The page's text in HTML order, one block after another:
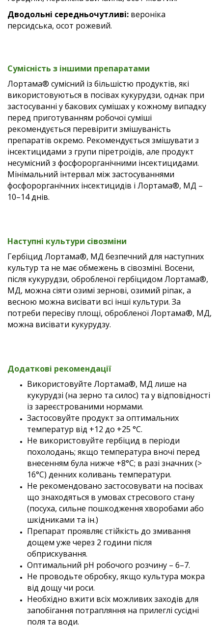
Дводольні середньочутливі: вероніка
персидська, осот рожевий.
Сумісність з іншими препаратами
Лортама® сумісний із більшістю продуктів, які
використовуються в посівах кукурудзи, однак при
застосуванні у бакових сумішах у кожному випадку
перед приготуванням робочої суміші
рекомендується перевірити змішуваність
препаратів окремо. Рекомендується змішувати з
інсектицидами з групи піретроїдів, але продукт
несумісний з фосфорорганічними інсектицидами.
Мінімальний інтервал між застосуваннями
фосфорорганічних інсектицидів і Лортама®, МД –
10–14 днів.
Наступні культури сівозміни
Гербіцид Лортама®, МД безпечний для наступних
культур та не має обмежень в сівозміні. Восени,
після кукурудзи, обробленої гербіцидом Лортама®,
МД, можна сіяти озимі зернові, озимий ріпак, а
весною можна висівати всі інші культури. За
потреби пересіву площі, обробленої Лортама®, МД,
можна висівати кукурудзу.
Додаткові рекомендації
Використовуйте Лортама®, МД лише на
кукурудзі (на зерно та силос) та у відповідності
із зареєстрованими нормами.
Застосовуйте продукт за оптимальних
температур від +12 до +25 °С.
Не використовуйте гербіцид в періоди
похолодань; якщо температура вночі перед
внесенням була нижче +8°С; в разі значних (>
16°С) денних коливань температури.
Не рекомендовано застосовувати на посівах
що знаходяться в умовах стресового стану
(посуха, сильне пошкодження хворобами або
шкідниками та ін.)
Препарат проявляє стійкість до змивання
дощем уже через 2 години після
обприскування.
Оптимальний pH робочого розчину – 6–7.
Не проводьте обробку, якщо культура мокра
від дощу чи роси.
Необхідно вжити всіх можливих заходів для
запобігання потрапляння на прилеглі сусідні
поля та води.